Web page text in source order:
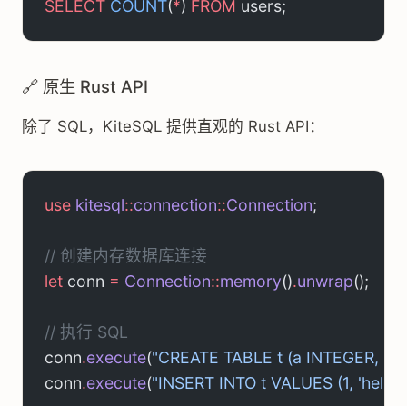
SELECT COUNT(*) FROM users;
🔗 原生 Rust API
除了 SQL，KiteSQL 提供直观的 Rust API：
use kitesql::connection::Connection;
// 创建内存数据库连接
let conn = Connection::memory().unwrap();
// 执行 SQL
conn.execute("CREATE TABLE t (a INTEGER, b
conn.execute("INSERT INTO t VALUES (1,